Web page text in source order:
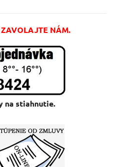
ZAVOLAJTE NÁM.
na stiahnutie.